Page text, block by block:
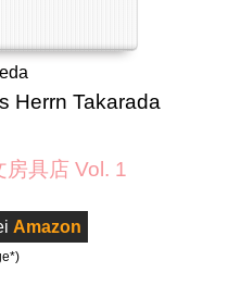
Herrn Takarada
具店 Vol. 1
Amazon